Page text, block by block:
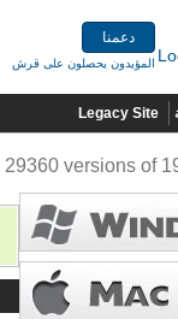
دعمنا
المؤيدون يحصلون على قرش
Legacy Site
29360 versions of